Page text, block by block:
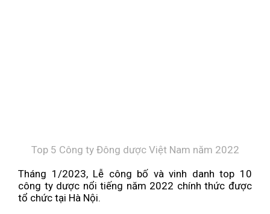
Top 5 Công ty Đông dược Việt Nam năm 2022
Tháng 1/2023, Lễ công bố và vinh danh top 10
công ty dược nổi tiếng năm 2022 chính thức được
tổ chức tại Hà Nội.